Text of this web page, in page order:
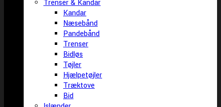
Trenser & Kandar
Kandar
Næsebånd
Pandebånd
Trenser
Bidløs
Tøjler
Hjælpetøjler
Træktove
Bid